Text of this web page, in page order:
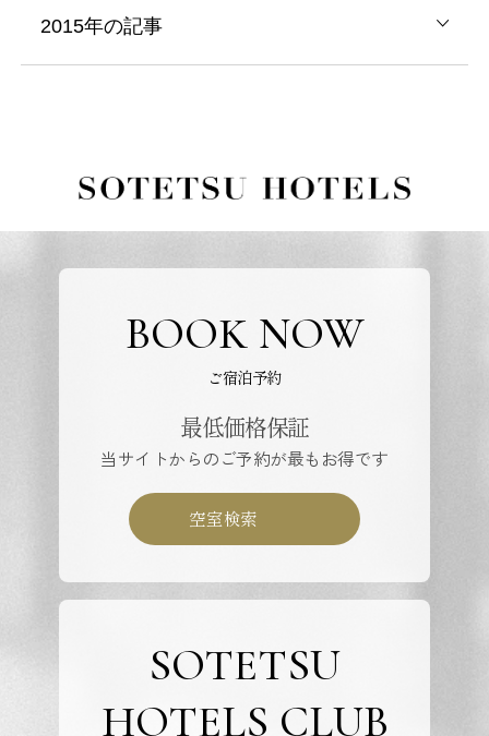
2015年の記事
BOOK NOW
ご宿泊予約
最低価格保証
当サイトからのご予約が最もお得です
空室検索
SOTETSU
HOTELS CLUB